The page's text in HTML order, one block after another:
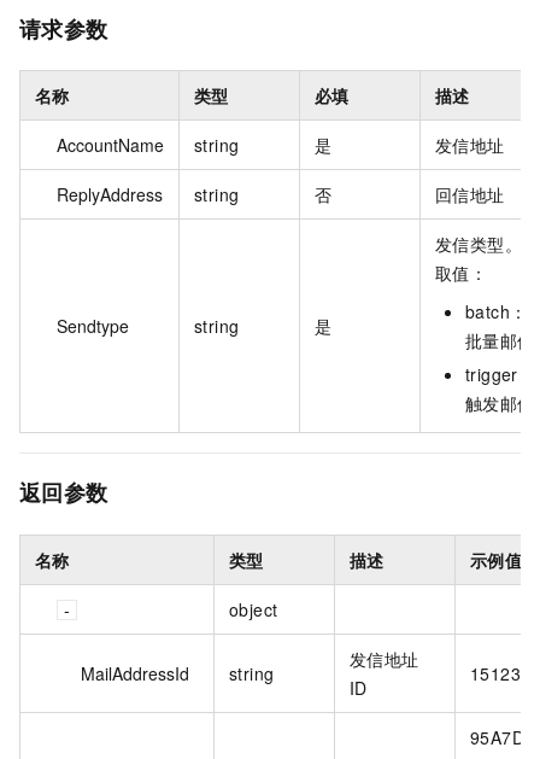
请求参数
名称 类型 必填 描述
AccountName string 是 发信地址
ReplyAddress string 否 回信地址
Sendtype string 是
发信类型。
取值：
batch：
批量邮件
trigger：
触发邮件
返回参数
名称 类型 描述 示例值
object
MailAddressId string
发信地址
ID
15123